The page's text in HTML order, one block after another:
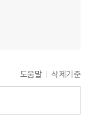
도움말 삭제기준